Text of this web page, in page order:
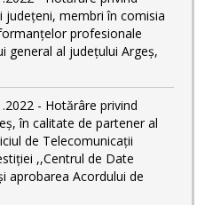
județeni, membri în comisia
profesionale
general al județului Argeș,
- Hotărâre privind
în calitate de partener al
de Telecomunicații
,,Centrul de Date
aprobarea Acordului de